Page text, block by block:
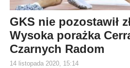
GKS nie pozostawił
Wysoka porażka
Czarnych Radom
14 listopada 2020, 15:14